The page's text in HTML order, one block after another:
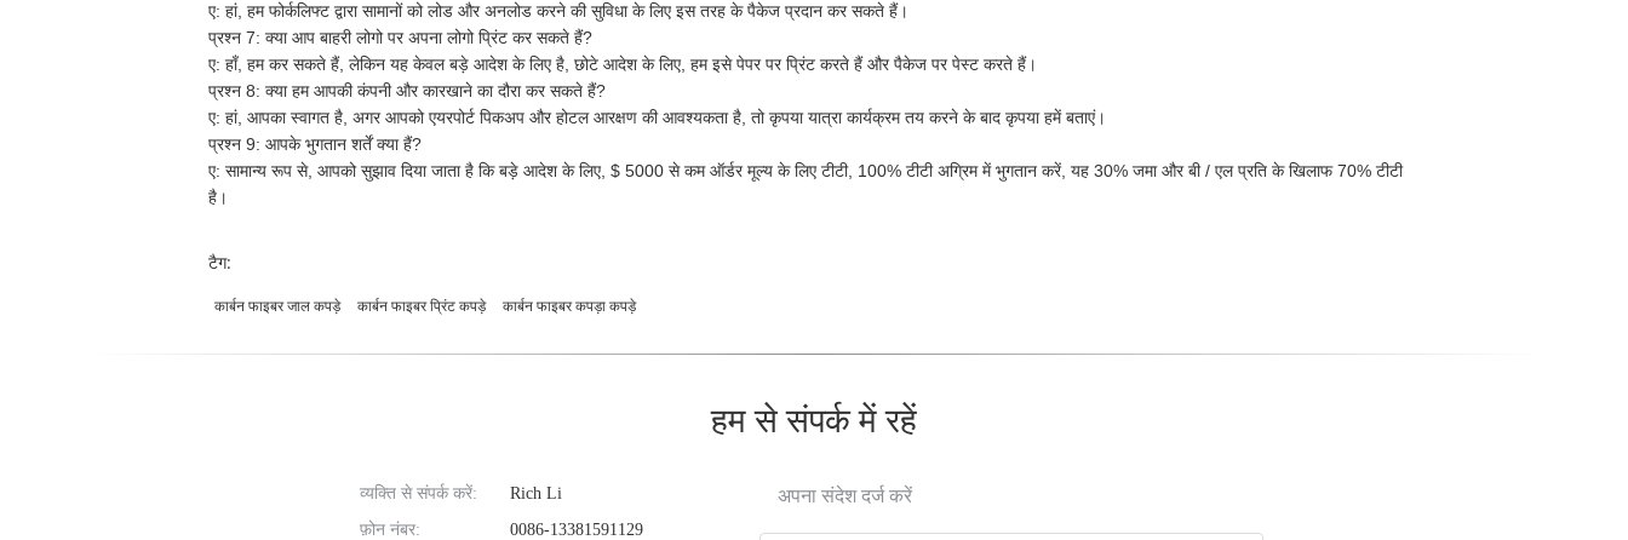
ए: हां, हम फोर्कलिफ्ट द्वारा सामानों को लोड और अनलोड करने की सुविधा के लिए इस तरह के पैकेज प्रदान कर सकते हैं।
प्रश्न 7: क्या आप बाहरी लोगो पर अपना लोगो प्रिंट कर सकते हैं?
ए: हाँ, हम कर सकते हैं, लेकिन यह केवल बड़े आदेश के लिए है, छोटे आदेश के लिए, हम इसे पेपर पर प्रिंट करते हैं और पैकेज पर पेस्ट करते हैं।
प्रश्न 8: क्या हम आपकी कंपनी और कारखाने का दौरा कर सकते हैं?
ए: हां, आपका स्वागत है, अगर आपको एयरपोर्ट पिकअप और होटल आरक्षण की आवश्यकता है, तो कृपया यात्रा कार्यक्रम तय करने के बाद कृपया हमें बताएं।
प्रश्न 9: आपके भुगतान शर्तें क्या हैं?
ए: सामान्य रूप से, आपको सुझाव दिया जाता है कि बड़े आदेश के लिए, $ 5000 से कम ऑर्डर मूल्य के लिए टीटी, 100% टीटी अग्रिम में भुगतान करें, यह 30% जमा और बी / एल प्रति के खिलाफ 70% टीटी
है।
टैग:
कार्बन फाइबर जाल कपड़े कार्बन फाइबर प्रिंट कपड़े कार्बन फाइबर कपड़ा कपड़े
हम से संपर्क में रहें
व्यक्ति से संपर्क करें:
Rich Li
फ़ोन नंबर:
0086-13381591129
अपना संदेश दर्ज करें